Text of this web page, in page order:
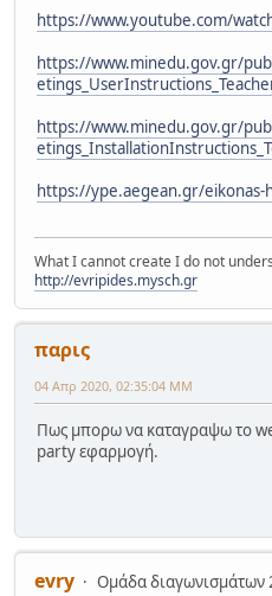
https://www.youtube.com/
https://www.minedu.gov.gr/
https://www.minedu.gov.gr/
https://ype.aegean.gr/
What I cannot create I do not
http://evripides.mysch.gr
παρις
04 Απρ 2020, 02:35:04 ΜΜ
Πως μπορω να καταγραψω το
party εφαρμογή.
evry
Ομάδα διαγωνισμάτων